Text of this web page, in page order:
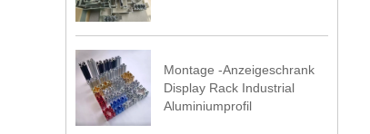
Montage -Anzeigeschrank
Display Rack Industrial
Aluminiumprofil